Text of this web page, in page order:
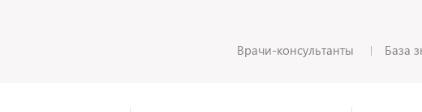
Врачи-консультанты База